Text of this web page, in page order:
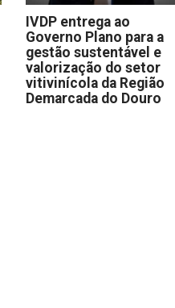
IVDP entrega ao
Governo Plano para a
gestão sustentável e
valorização do setor
vitivinícola da Região
Demarcada do Douro